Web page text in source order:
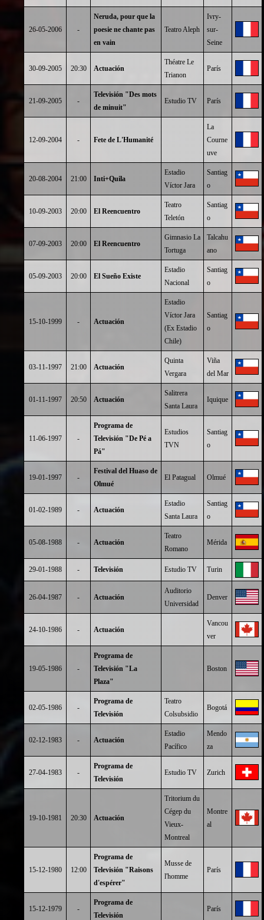
26-05-2006 -
Neruda, pour que la
poesie ne chante pas
en vain
Teatro Aleph
Ivry-
sur-
Seine
30-09-2005 20:30 Actuación
Théatre Le
Trianon
París
21-09-2005 -
Televisión "Des mots
de minuit"
Estudio TV París
12-09-2004 - Fete de L'Humanité
La
Courne
uve
20-08-2004 21:00 Inti+Quila
Estadio
Víctor Jara
Santiag
o
10-09-2003 20:00 El Reencuentro
Teatro
Teletón
Santiag
o
07-09-2003 20:00 El Reencuentro
Gimnasio La
Tortuga
Talcahu
ano
05-09-2003 20:00 El Sueño Existe
Estadio
Nacional
Santiag
o
15-10-1999 - Actuación
Estadio
Víctor Jara
(Ex Estadio
Chile)
Santiag
o
03-11-1997 21:00 Actuación
Quinta
Vergara
Viña
del Mar
01-11-1997 20:50 Actuación
Salitrera
Santa Laura
Iquique
11-06-1997 -
Programa de
Televisión "De Pé a
Pá"
Estudios
TVN
Santiag
o
19-01-1997 -
Festival del Huaso de
Olmué
El Patagual Olmué
01-02-1989 - Actuación
Estadio
Santa Laura
Santiag
o
05-08-1988 - Actuación
Teatro
Romano
Mérida
29-01-1988 - Televisión Estudio TV Turin
26-04-1987 - Actuación
Auditorio
Universidad
Denver
24-10-1986 - Actuación
Vancou
ver
19-05-1986 -
Programa de
Televisión "La
Plaza"
Boston
02-05-1986 -
Programa de
Televisión
Teatro
Colsubsidio
Bogotá
02-12-1983 - Actuación
Estadio
Pacífico
Mendo
za
27-04-1983 -
Programa de
Televisión
Estudio TV Zurich
19-10-1981 20:30 Actuación
Tritorium du
Cégep du
Vieux-
Montreal
Montre
al
15-12-1980 12:00
Programa de
Televisión "Raisons
d'espérer"
Musse de
l'homme
París
15-12-1979 -
Programa de
Televisión
París